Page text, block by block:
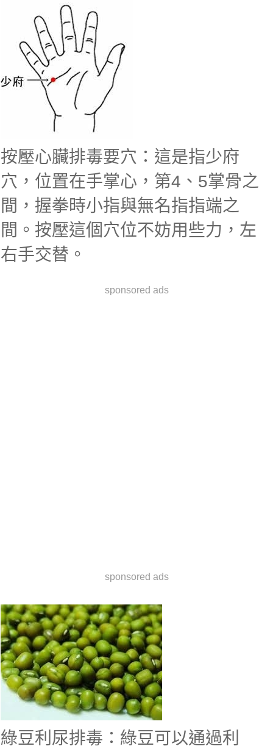
按壓心臟排毒要穴：這是指少府
穴，位置在手掌心，第4、5掌骨之
間，握拳時小指與無名指指端之
間。按壓這個穴位不妨用些力，左
右手交替。
sponsored ads
sponsored ads
綠豆利尿排毒：綠豆可以通過利